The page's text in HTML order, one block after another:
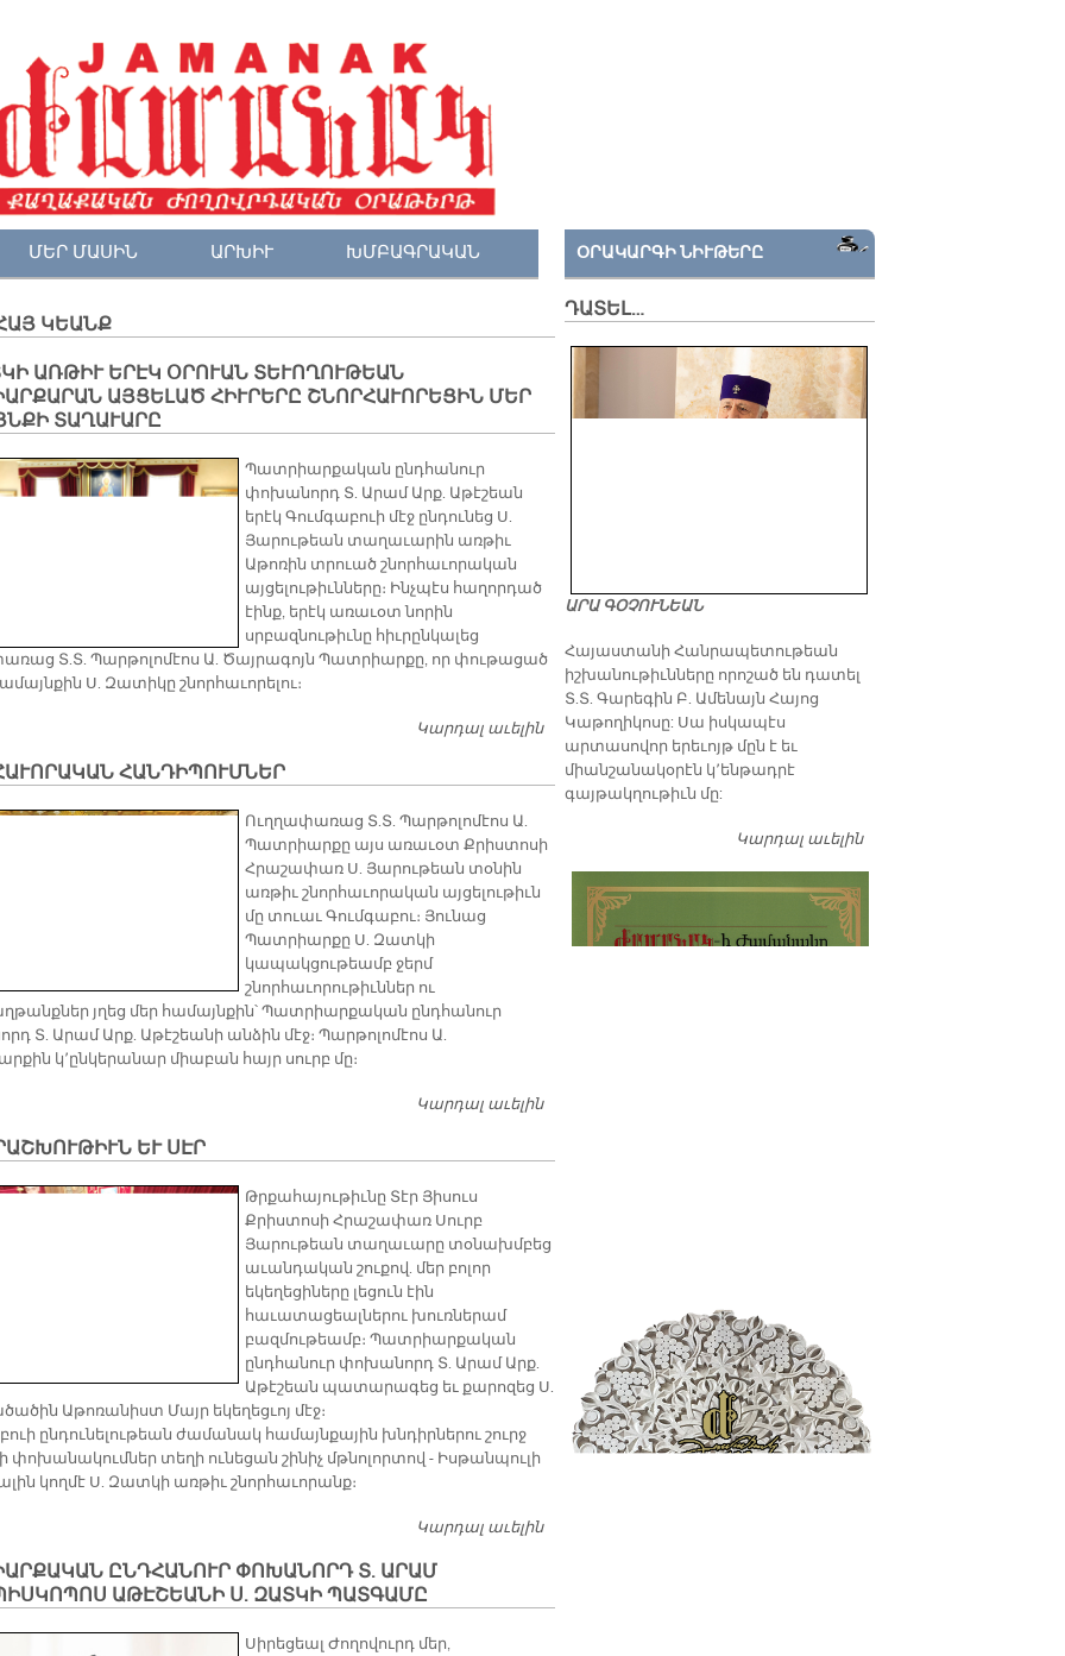
ՄԵՐ ՄԱՍԻՆ ԱՐԽԻՒ ԽՄԲԱԳՐԱԿԱՆ
ԿԵԱՆՔ
ԱՌԹԻՒ ԵՐԷԿ ՕՐՈՒԱՆ ՏԵՒՈՂՈՒԹԵԱՆ
ԱՅՑԵԼԱԾ ՀԻՒՐԵՐԸ ՇՆՈՐՀԱՒՈՐԵՑԻՆ ՄԵՐ
ՏԱՂԱՒԱՐԸ
Պատրիարքական ընդհանուր
փոխանորդ Տ. Արամ Արք. Աթէշեան
երէկ Գումգաբուի մէջ ընդունեց Ս.
Յարութեան տաղաւարին առթիւ
Աթոռին տրուած շնորհաւորական
այցելութիւնները։ Ինչպէս հաղորդած
էինք, երէկ առաւօտ նորին
սրբազնութիւնը հիւրընկալեց
Տ.Տ. Պարթոլոմէոս Ա. Ծայրագոյն Պատրիարքը, որ փութացած
Ս. Զատիկը շնորհաւորելու։
Կարդալ աւելինՍ. ԶԱՏԿԻ ԱՌԹԻՒ ԵՐԷԿ ՕՐՈՒԱՆ ՏԵՒՈՂՈՒԹԵԱՆ ՊԱՏՐԻԱՐՔԱՐԱՆ
ԱՅՑԵԼԱԾ ՀԻՒՐԵՐԸ ՇՆՈՐՀԱՒՈՐԵՑԻՆ ՄԵՐ ՀԱՄԱՅՆՔԻ
ՏԱՂԱՒԱՐԸ
ՀԱՆԴԻՊՈՒՄՆԵՐ
Ուղղափառաց Տ.Տ. Պարթոլոմէոս Ա.
Պատրիարքը այս առաւօտ Քրիստոսի
Հրաշափառ Ս. Յարութեան տօնին
առթիւ շնորհաւորական այցելութիւն
մը տուաւ Գումգաբու։ Յունաց
Պատրիարքը Ս. Զատկի
կապակցութեամբ ջերմ
շնորհաւորութիւններ ու
յղեց մեր համայնքին՝ Պատրիարքական ընդհանուր
Տ. Արամ Արք. Աթէշեանի անձին մէջ։ Պարթոլոմէոս Ա.
կ՚ընկերանար միաբան հայր սուրբ մը։
Կարդալ աւելինՇՆՈՐՀԱՒՈՐԱԿԱՆ ՀԱՆԴԻՊՈՒՄՆԵՐ
ԵՒ ՍԷՐ
Թրքահայութիւնը Տէր Յիսուս
Քրիստոսի Հրաշափառ Սուրբ
Յարութեան տաղաւարը տօնախմբեց
աւանդական շուքով. մեր բոլոր
եկեղեցիները լեցուն էին
հաւատացեալներու խուռներամ
բազմութեամբ։ Պատրիարքական
ընդհանուր փոխանորդ Տ. Արամ Արք.
Աթէշեան պատարագեց եւ քարոզեց Ս.
Աթոռանիստ Մայր եկեղեցւոյ մէջ։
ընդունելութեան ժամանակ համայնքային խնդիրներու շուրջ
փոխանակումներ տեղի ունեցան շինիչ մթնոլորտով - Իսթանպուլի
կողմէ Ս. Զատկի առթիւ շնորհաւորանք։
Կարդալ աւելինՀԱՄԵՐԱՇԽՈՒԹԻՒՆ ԵՒ ՍԷՐ
ԸՆԴՀԱՆՈՒՐ ՓՈԽԱՆՈՐԴ Տ. ԱՐԱՄ
ԱԹԷՇԵԱՆԻ Ս. ԶԱՏԿԻ ՊԱՏԳԱՄԸ
Սիրեցեալ Ժողովուրդ մեր,
ՕՐԱԿԱՐԳԻ ՆԻՒԹԵՐԸ
ԴԱՏԵԼ…
ԱՐԱ ԳՕՉՈՒՆԵԱՆ
​Հայաստանի Հանրապետութեան
իշխանութիւնները որոշած են դատել
Տ.Տ. Գարեգին Բ. Ամենայն Հայոց
Կաթողիկոսը: Սա իսկապէս
արտասովոր երեւոյթ մըն է եւ
միանշանակօրէն կ՚ենթադրէ
գայթակղութիւն մը:
Կարդալ աւելինԴատել…